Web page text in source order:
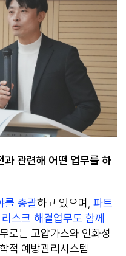
과 관련해 어떤 업무를 하
를 총괄하고 있으며, 파트
스크 해결업무도 함께
로는 고압가스와 인화성
적 예방관리시스템